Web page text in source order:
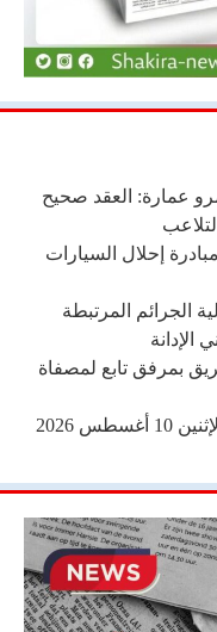
عمارة: العقد صحيح
إحلال السيارات
الجرائم المرتبطة
بمرفق تابع لمصفاة
2026